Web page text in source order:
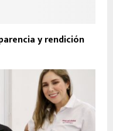
y rendición